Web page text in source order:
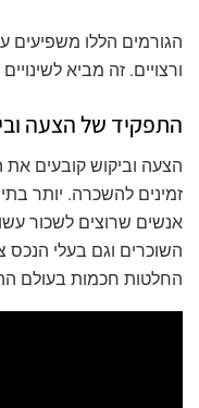
הגורמים הללו משפיעים
ורצויים. זה מביא
התפקיד של הצעה
הצעה וביקוש קובעים
זמינים להשכרה. יותר
אנשים שרוצים לשכור
השוכרים וגם בעלי הנכס
החלטות חכמות בעולם